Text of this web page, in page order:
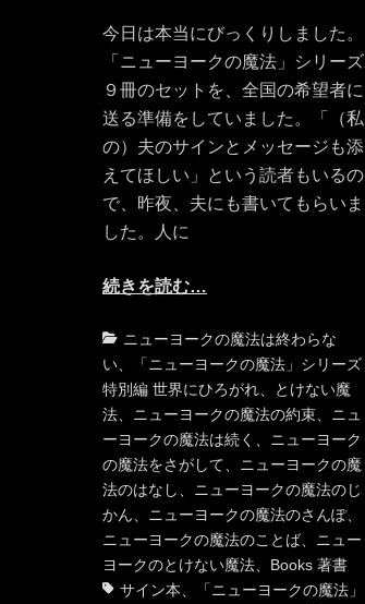
今日は本当にびっくりしました。
「ニューヨークの魔法」シリーズ
９冊のセットを、全国の希望者に
送る準備をしていました。「（私
の）夫のサインとメッセージも添
えてほしい」という読者もいるの
で、昨夜、夫にも書いてもらいま
した。人に
続きを読む…
カ
テ
ゴ
リ
ー
ニューヨークの魔法は終わらな
い、
「ニューヨークの魔法」シリーズ
特別編 世界にひろがれ、とけない魔
法、 ニューヨークの魔法の約束、 ニュ
ーヨークの魔法は続く 、 ニューヨーク
の魔法をさがして、 ニューヨークの魔
法のはなし、 ニューヨークの魔法のじ
かん、 ニューヨークの魔法のさんぽ、
ニューヨークの魔法のことば、 ニュー
ヨークのとけない魔法、 Books 著書
サイン本、
「ニューヨークの魔法」